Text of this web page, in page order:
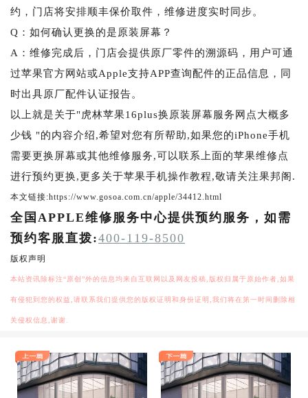
约，门店将安排顺丰保价取件，维修进度实时同步。
Q：如何确认更换的是原装屏幕？
A：维修完成后，门店会提供原厂零件的溯源码，用户可通
过苹果官方网站或Apple支持APP查询配件的正品信息，同
时出具原厂配件认证报告。
以上就是关于"虎林苹果16plus换原装屏幕服务网点大概多
少钱 "的内容介绍,希望对您有所帮助,如果您的iPhone手机
需要更换屏幕或其他维修服务,可以联系上面的苹果维修点
进行预约更换,更多关于苹果手机操作教程,敬请关注果邦阁.
本文链接:https://www.gosoa.com.cn/apple/34412.html
全国APPLE维修服务中心提供预约服务，如需
预约客服直拨:400-119-8500
版权声明
本站资讯除标注“原创”外的信息均来自互联网以及网友投稿,版权归属于原始作者,如果
有侵犯到您的权益,请联系我们提供您的版权证明和身份证明,我们将在第一时间删除相
关侵权信息,谢谢.